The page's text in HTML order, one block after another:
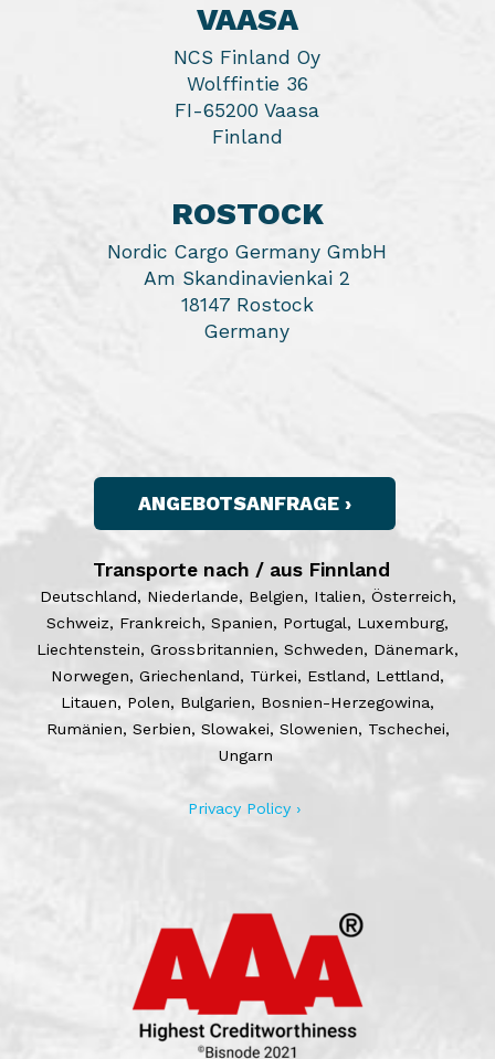
VAASA
NCS Finland Oy
Wolffintie 36
FI-65200 Vaasa
Finland
ROSTOCK
Nordic Cargo Germany GmbH
Am Skandinavienkai 2
18147 Rostock
Germany
ANGEBOTSANFRAGE ›
Transporte nach / aus Finnland
Deutschland, Niederlande, Belgien, Italien, Österreich,
Schweiz, Frankreich, Spanien, Portugal, Luxemburg,
Liechtenstein, Grossbritannien, Schweden, Dänemark,
Norwegen, Griechenland, Türkei, Estland, Lettland,
Litauen, Polen, Bulgarien, Bosnien-Herzegowina,
Rumänien, Serbien, Slowakei, Slowenien, Tschechei,
Ungarn
Privacy Policy ›